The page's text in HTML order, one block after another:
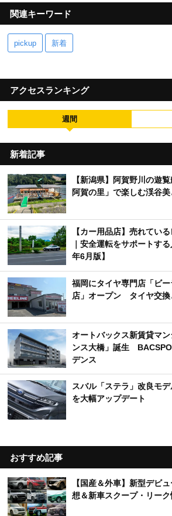
関連キーワード
pickup 新着
アクセスランキング
週間
新着記事
【新潟県】阿賀野川の遊
阿賀の里」で楽しむ渓谷
【カー用品店】売れてい
｜安全運転をサポートす
年6月版】
福岡にタイヤ専門店「ビ
店」オープン タイヤ交換
オートバックス新賃貸マ
ンス大橋」誕生
デンス
スバル「ステラ」改良モ
を大幅アップデート
おすすめ記事
【国産＆外車】新型デビ
想＆新車スクープ・リー